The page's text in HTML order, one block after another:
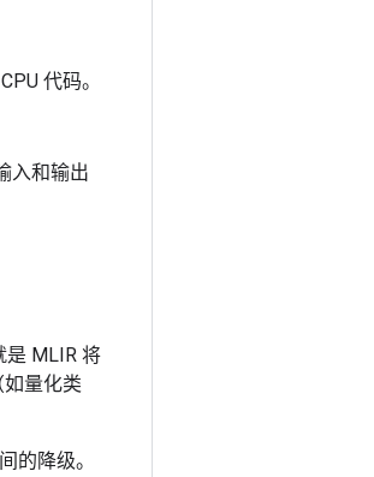
代码。
入和输出
是 MLIR 将
量化类
的降级。